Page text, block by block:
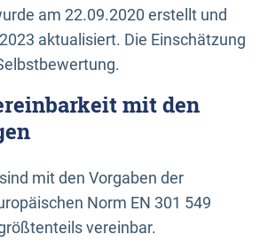
am 22.09.2020 erstellt und
aktualisiert. Die Einschätzung
mit den
mit den Vorgaben der
Norm EN 301 549
vereinbar.